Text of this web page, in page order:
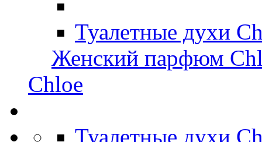
Туалетные духи
Женский парфюм
Chloe
Туалетные духи